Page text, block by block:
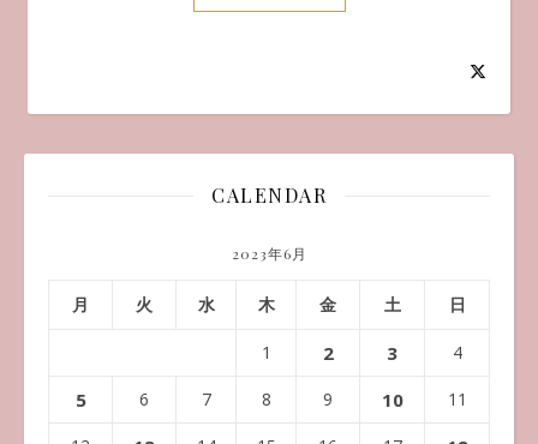
CALENDAR
2023年6月
月 火 水 木 金 土 日
1 2 3 4
5 6 7 8 9 10 11